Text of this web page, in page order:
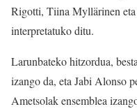
Rigotti, Tiina Myllärinen
interpretatuko ditu.
Larunbateko hitzordua,
izango da, eta Jabi Alonso
Ametsolak ensemblea